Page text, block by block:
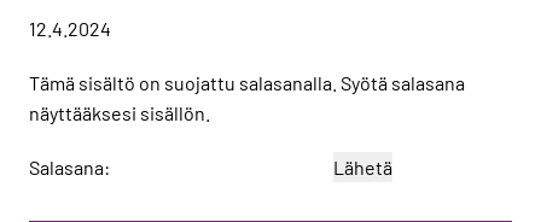
12.4.2024
Tämä sisältö on suojattu salasanalla. Syötä salasana
näyttääksesi sisällön.
Salasana: